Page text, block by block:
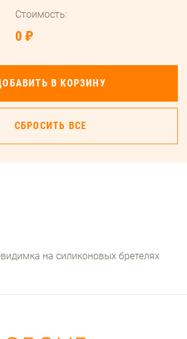
Стоимость:
0 ₽
В КОРЗИНУ
СБРОСИТЬ ВСЕ
на силиконовых бретелях